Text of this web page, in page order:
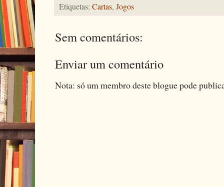
Etiquetas: Cartas, Jogos
Sem comentários:
Enviar um comentário
Nota: só um membro deste blogue pode